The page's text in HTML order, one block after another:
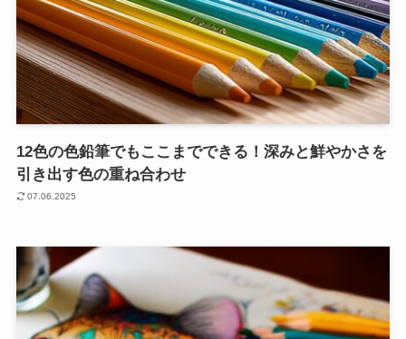
12色の色鉛筆でもここまでできる！深みと鮮やかさを
引き出す色の重ね合わせ
07.06.2025